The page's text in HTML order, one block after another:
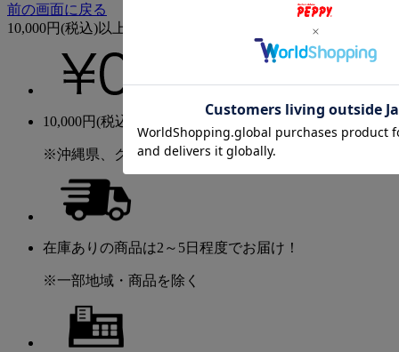
前の画面に戻る
10,000円(税込)以上なら送料無料！
10,000円(税込)以上のご購入で送料無料！
※沖縄県、クール便、大型送料を除く
在庫ありの商品は2～5日程度でお届け！
※一部地域・商品を除く